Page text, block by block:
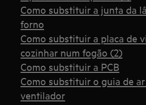
Como substituir a junta da
forno
Como substituir a placa de
cozinhar num fogão (2)
Como substituir a PCB
Como substituir o guia de
ventilador